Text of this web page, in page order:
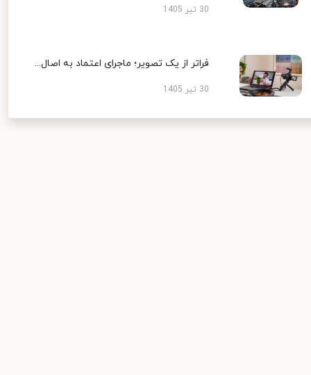
30 تیر 1405
فراتر از یک تصویر؛ ماجرای اعتماد به اصال...
30 تیر 1405